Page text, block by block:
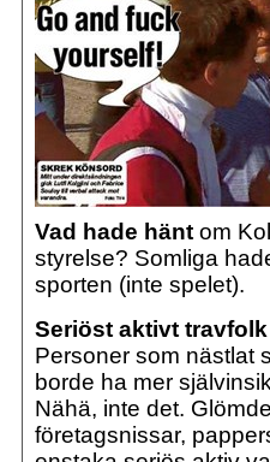
Vad hade hänt om
styrelse? Somliga
sporten (inte spelet).
Seriöst aktivt
Personer som nästlat
borde ha mer
Nähä, inte det.
företagsnissar,